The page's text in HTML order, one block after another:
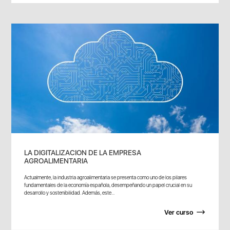
LA DIGITALIZACION DE LA EMPRESA
AGROALIMENTARIA
Actualmente, la industria agroalimentaria se presenta como uno de los pilares
fundamentales de la economía española, desempeñando un papel crucial en su
desarrollo y sostenibilidad. Además, este...
Ver curso